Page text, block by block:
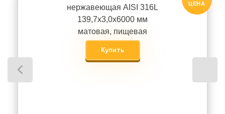
нержавеющая AISI 316L
139,7х3,0х6000 мм
матовая, пищевая
Купить
ЦЕНА